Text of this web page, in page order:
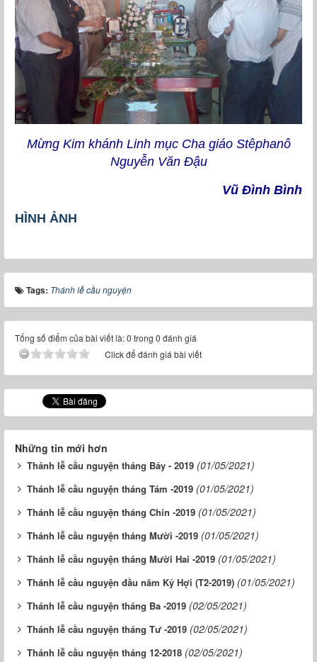
Mừng Kim khánh Linh mục Cha giáo Stêphanô
Nguyễn Văn Đậu
Vũ Đình Bình
HÌNH ẢNH
Tags: Thánh lễ cầu nguyện
Tổng số điểm của bài viết là: 0 trong 0 đánh giá
Click để đánh giá bài viết
Những tin mới hơn
Thánh lễ cầu nguyện tháng Bảy - 2019 (01/05/2021)
Thánh lễ cầu nguyện tháng Tám -2019 (01/05/2021)
Thánh lễ cầu nguyện tháng Chín -2019 (01/05/2021)
Thánh lễ cầu nguyện tháng Mười -2019 (01/05/2021)
Thánh lễ cầu nguyện tháng Mười Hai -2019 (01/05/2021)
Thánh lễ cầu nguyện đầu năm Kỷ Hợi (T2-2019) (01/05/2021)
Thánh lễ cầu nguyện tháng Ba -2019 (02/05/2021)
Thánh lễ cầu nguyện tháng Tư -2019 (02/05/2021)
Thánh lễ cầu nguyện tháng 12-2018 (02/05/2021)